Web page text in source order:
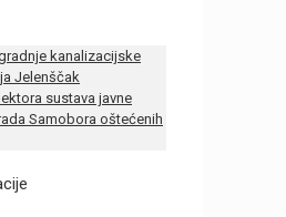
kanalizacijske
Jelenščak
sustava javne
Samobora oštećenih